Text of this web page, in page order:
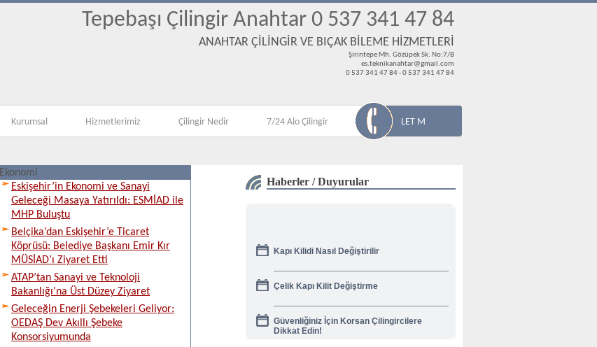
Tepebaşı Çilingir Anahtar 0 537 341 47 84
ANAHTAR ÇİLİNGİR VE BIÇAK BİLEME HİZMETLERİ
Şirintepe Mh. Gözüpek Sk. No:7/B
es.teknikanahtar@gmail.com
0 537 341 47 84 - 0 537 341 47 84
Kurumsal Hizmetlerimiz Çilingir Nedir 7/24 Alo Çilingir LET M
Ekonomi
Eskişehir’in Ekonomi ve Sanayi
Geleceği Masaya Yatırıldı: ESMİAD ile
MHP Buluştu
Belçika’dan Eskişehir’e Ticaret
Köprüsü: Belediye Başkanı Emir Kır
MÜSİAD’ı Ziyaret Etti
ATAP’tan Sanayi ve Teknoloji
Bakanlığı’na Üst Düzey Ziyaret
Geleceğin Enerji Şebekeleri Geliyor:
OEDAŞ Dev Akıllı Şebeke
Konsorsiyumunda
Haberler / Duyurular
Güvenliğiniz İçin Korsan Çilingircilere
Dikkat Edin!